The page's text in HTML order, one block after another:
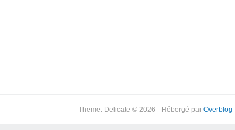
Theme: Delicate © 2026 - Hébergé par Overblog